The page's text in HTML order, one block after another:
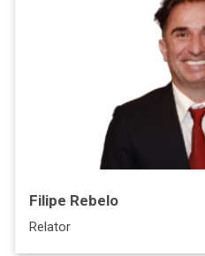
Filipe Rebelo
Relator